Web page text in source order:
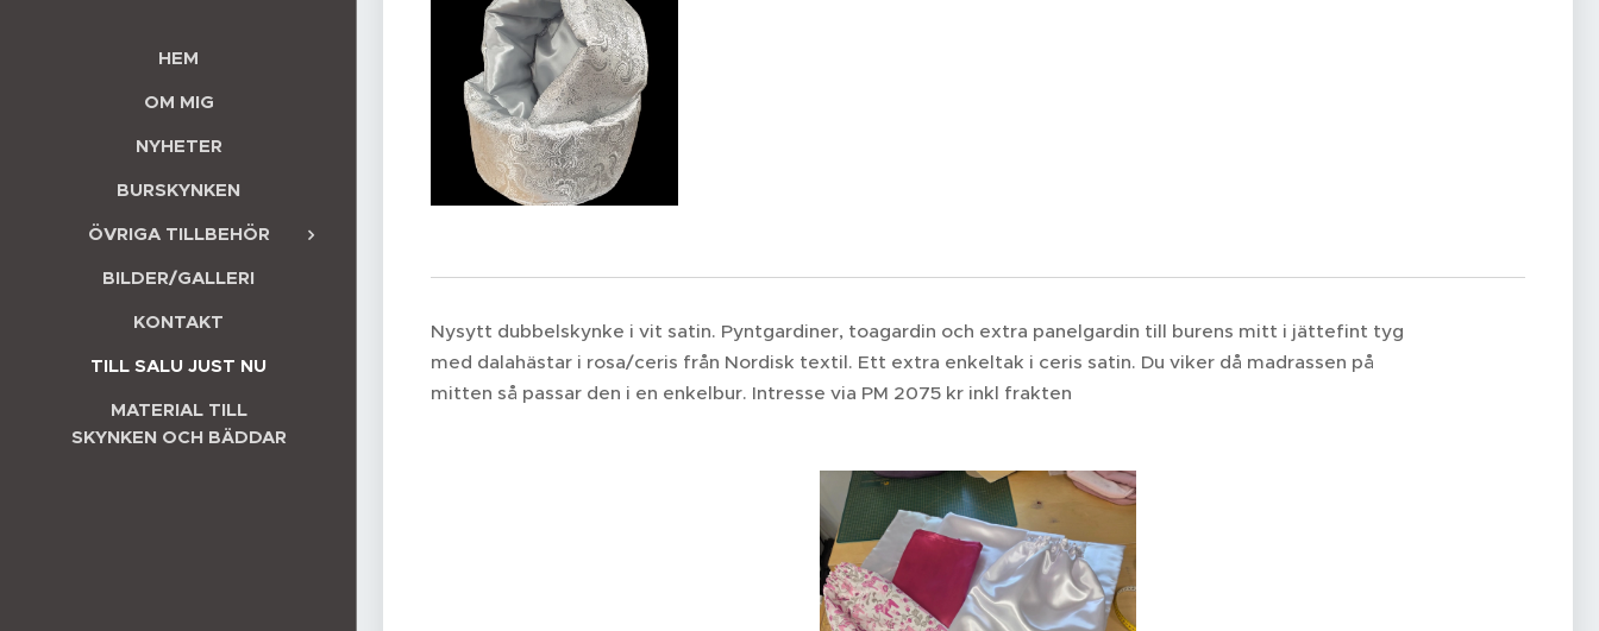
HEM
OM MIG
NYHETER
BURSKYNKEN
ÖVRIGA TILLBEHÖR
BILDER/GALLERI
KONTAKT
TILL SALU JUST NU
MATERIAL TILL
SKYNKEN OCH BÄDDAR
Nysytt dubbelskynke i vit satin. Pyntgardiner, toagardin och extra panelgardin till burens mitt i jättefint tyg
med dalahästar i rosa/ceris från Nordisk textil. Ett extra enkeltak i ceris satin. Du viker då madrassen på
mitten så passar den i en enkelbur. Intresse via PM 2075 kr inkl frakten